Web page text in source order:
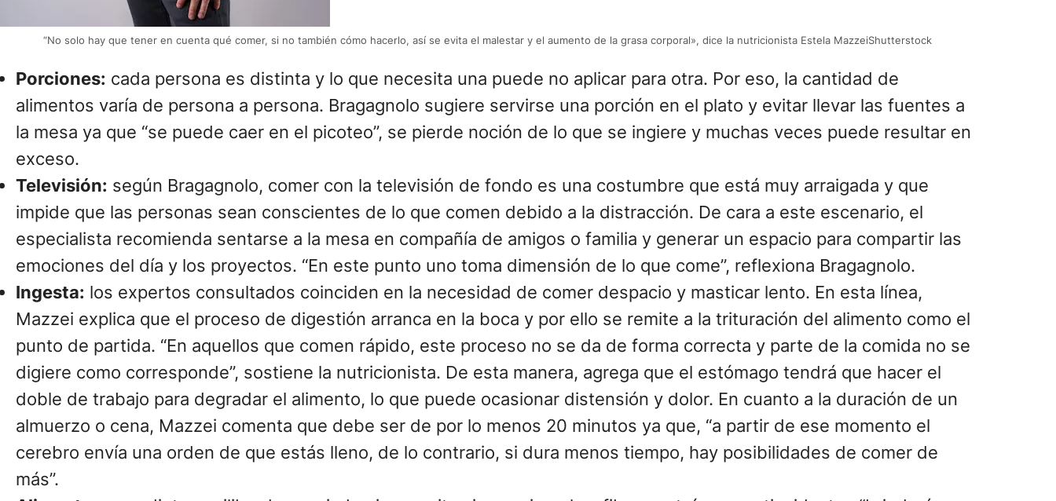
“No solo hay que tener en cuenta qué comer, si no también cómo hacerlo, así se evita el malestar y el aumento de la grasa corporal», dice la nutricionista Estela MazzeiShutterstock
Porciones: cada persona es distinta y lo que necesita una puede no aplicar para otra. Por eso, la cantidad de
alimentos varía de persona a persona. Bragagnolo sugiere servirse una porción en el plato y evitar llevar las fuentes a
la mesa ya que “se puede caer en el picoteo”, se pierde noción de lo que se ingiere y muchas veces puede resultar en
exceso.
Televisión: según Bragagnolo, comer con la televisión de fondo es una costumbre que está muy arraigada y que
impide que las personas sean conscientes de lo que comen debido a la distracción. De cara a este escenario, el
especialista recomienda sentarse a la mesa en compañía de amigos o familia y generar un espacio para compartir las
emociones del día y los proyectos. “En este punto uno toma dimensión de lo que come”, reflexiona Bragagnolo.
Ingesta: los expertos consultados coinciden en la necesidad de comer despacio y masticar lento. En esta línea,
Mazzei explica que el proceso de digestión arranca en la boca y por ello se remite a la trituración del alimento como el
punto de partida. “En aquellos que comen rápido, este proceso no se da de forma correcta y parte de la comida no se
digiere como corresponde”, sostiene la nutricionista. De esta manera, agrega que el estómago tendrá que hacer el
doble de trabajo para degradar el alimento, lo que puede ocasionar distensión y dolor. En cuanto a la duración de un
almuerzo o cena, Mazzei comenta que debe ser de por lo menos 20 minutos ya que, “a partir de ese momento el
cerebro envía una orden de que estás lleno, de lo contrario, si dura menos tiempo, hay posibilidades de comer de
más”.